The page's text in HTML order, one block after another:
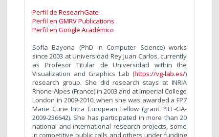
Perfil de ResearhGate
Perfil en GMRV Publications
Perfil en Google Académico
Sofía Bayona (PhD in Computer Science) works
since 2003 at Universidad Rey Juan Carlos, currently
as Profesor Titular de Universidad within the
Visualization and Graphics Lab (https://vg-lab.es/)
research group. She did research stays at INRIA
Rhone-Alpes (France) in 2003 and at Imperial College
London in 2009-2010, when she was awarded a FP7
Marie Curie Intra European Fellow (grant PIEF-GA-
2009-236642). She has participated in more than 20
national and international research projects, some
in competitive public calls and others under funding